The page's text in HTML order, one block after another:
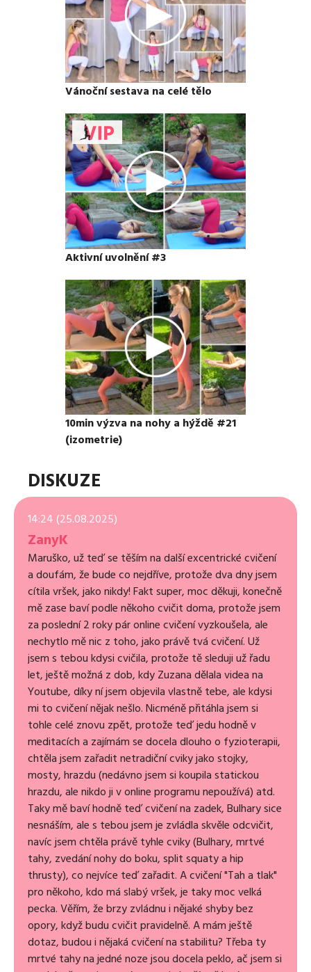
Vánoční sestava na celé tělo
Aktivní uvolnění #3
10min výzva na nohy a hýždě #21
(izometrie)
DISKUZE
14:24 (25.08.2025)
ZanyK
Maruško, už teď se těším na další excentrické cvičení
a doufám, že bude co nejdříve, protože dva dny jsem
cítila vršek, jako nikdy! Fakt super, moc děkuji, konečně
mě zase baví podle někoho cvičit doma, protože jsem
za poslední 2 roky pár online cvičení vyzkoušela, ale
nechytlo mě nic z toho, jako právě tvá cvičení. Už
jsem s tebou kdysi cvičila, protože tě sleduji už řadu
let, ještě možná z dob, kdy Zuzana dělala videa na
Youtube, díky ní jsem objevila vlastně tebe, ale kdysi
mi to cvičení nějak nešlo. Nicméně přitáhla jsem si
tohle celé znovu zpět, protože teď jedu hodně v
meditacích a zajímám se docela dlouho o fyzioterapii,
chtěla jsem zařadit netradiční cviky jako stojky,
mosty, hrazdu (nedávno jsem si koupila statickou
hrazdu, ale nikdo ji v online programu nepoužívá) atd.
Taky mě baví hodně teď cvičení na zadek, Bulhary sice
nesnáším, ale s tebou jsem je zvládla skvěle odcvičit,
navíc jsem chtěla právě tyhle cviky (Bulhary, mrtvé
tahy, zvedání nohy do boku, split squaty a hip
thrusty), co nejvíce teď zařadit. A cvičení "Tah a tlak"
pro někoho, kdo má slabý vršek, je taky moc velká
pecka. Věřím, že brzy zvládnu i nějaké shyby bez
opory, když budu cvičit pravidelně. A mám ještě
dotaz, budou i nějaká cvičení na stabilitu? Třeba ty
mrtvé tahy na jedné noze jsou docela peklo, ač jsem si